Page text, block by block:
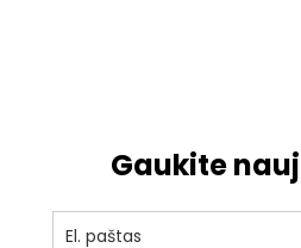
Gaukite